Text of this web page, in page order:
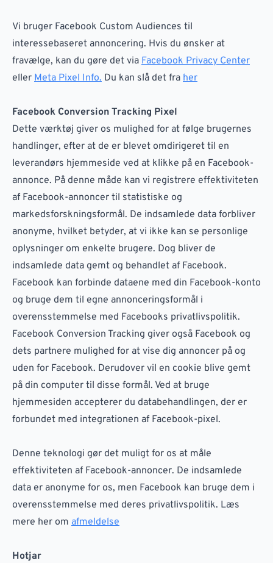
Vi bruger Facebook Custom Audiences til
interessebaseret annoncering. Hvis du ønsker at
fravælge, kan du gøre det via Facebook Privacy Center
eller Meta Pixel Info. Du kan slå det fra her
Facebook Conversion Tracking Pixel
Dette værktøj giver os mulighed for at følge brugernes
handlinger, efter at de er blevet omdirigeret til en
leverandørs hjemmeside ved at klikke på en Facebook-
annonce. På denne måde kan vi registrere effektiviteten
af Facebook-annoncer til statistiske og
markedsforskningsformål. De indsamlede data forbliver
anonyme, hvilket betyder, at vi ikke kan se personlige
oplysninger om enkelte brugere. Dog bliver de
indsamlede data gemt og behandlet af Facebook.
Facebook kan forbinde dataene med din Facebook-konto
og bruge dem til egne annonceringsformål i
overensstemmelse med Facebooks privatlivspolitik.
Facebook Conversion Tracking giver også Facebook og
dets partnere mulighed for at vise dig annoncer på og
uden for Facebook. Derudover vil en cookie blive gemt
på din computer til disse formål. Ved at bruge
hjemmesiden accepterer du databehandlingen, der er
forbundet med integrationen af Facebook-pixel.
Denne teknologi gør det muligt for os at måle
effektiviteten af Facebook-annoncer. De indsamlede
data er anonyme for os, men Facebook kan bruge dem i
overensstemmelse med deres privatlivspolitik. Læs
mere her om afmeldelse
Hotjar